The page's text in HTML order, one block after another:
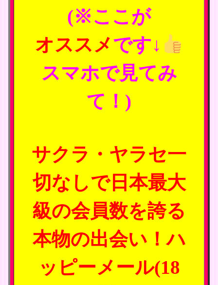
(※ここが
オススメです↓
スマホで見てみ
て！)
サクラ・ヤラセ一
切なしで日本最大
級の会員数を誇る
本物の出会い！ハ
ッピーメール(18